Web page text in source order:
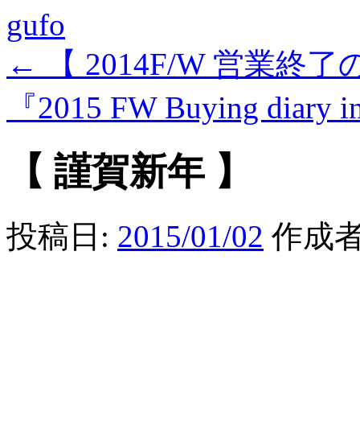
gufo
←
【 2014F/W 営業終了
『2015 FW Buying
【 謹賀新年 】
投稿日: 2015/01/02 作成